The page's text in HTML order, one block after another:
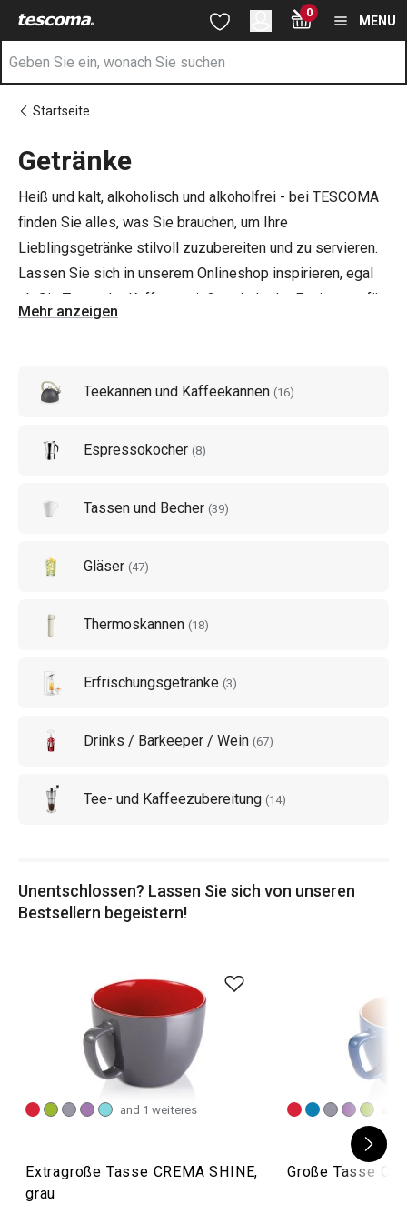
Sie befinden sich auf der Getränke Seite
Zum Hauptinhalt springen
Zur Suche springen
Zur Navigation springen 0
MENU
Startseite
Getränke
Heiß und kalt, alkoholisch und alkoholfrei - bei TESCOMA
finden Sie alles, was Sie brauchen, um Ihre
Lieblingsgetränke stilvoll zuzubereiten und zu servieren.
Lassen Sie sich in unserem Onlineshop inspirieren, egal
ob Sie Tee- oder Kaffeegenießer sind oder Equipment für
die Zubereitung sommerlicher Fruchtdrinks suchen.
interessanter zu gestalten, haben wir auch Barkeeper-
mögen, werden Sie unsere Geräte für die Herstellung von
Mehr anzeigen
Teekannen und Kaffeekannen (16)
Espressokocher (8)
Tassen und Becher (39)
Gläser (47)
Thermoskannen (18)
Erfrischungsgetränke (3)
Drinks / Barkeeper / Wein (67)
Tee- und Kaffeezubereitung (14)
Unentschlossen? Lassen Sie sich von unseren
Bestsellern begeistern!
and 1 weiteres
Extragroße Tasse CREMA SHINE,
grau
Große Tasse